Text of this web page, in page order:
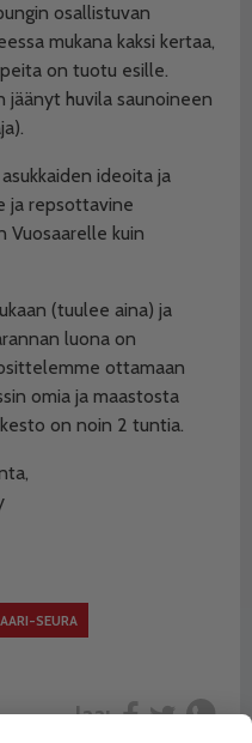
osallistuvan
mukana kaksi kertaa,
on tuotu esille.
huvila saunoineen
ideoita ja
ja repsottavine
Vuosaarelle kuin
(tuulee aina) ja
luona on
ottamaan
omia ja maastosta
on noin 2 tuntia.
SEURA
Jaa: